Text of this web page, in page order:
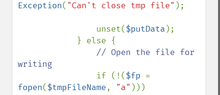
Exception( "Can't close tmp file" );
                unset(
$putData );
// Open the file for
writing
if (!($fp
fopen($tmpFileName, "a" )))